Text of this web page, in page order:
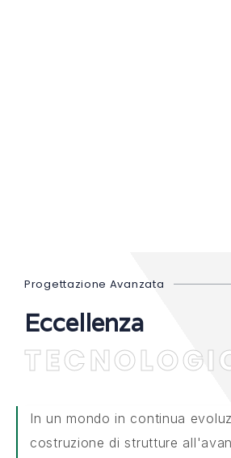
Progettazione Avanzata
Eccellenza
In un mondo in continua
costruzione di strutture